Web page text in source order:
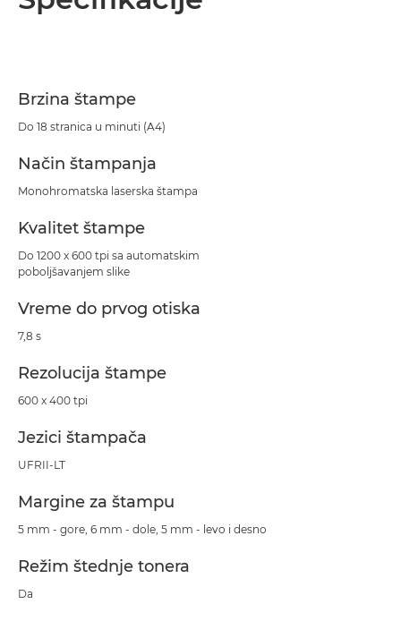
Preuzimanje PDF-a
Brzina štampe
Do 18 stranica u minuti (A4)
Način štampanja
Monohromatska laserska štampa
Kvalitet štampe
Do 1200 x 600 tpi sa automatskim
poboljšavanjem slike
Vreme do prvog otiska
7,8 s
Rezolucija štampe
600 x 400 tpi
Jezici štampača
UFRII-LT
Margine za štampu
5 mm - gore, 6 mm - dole, 5 mm - levo i desno
Režim štednje tonera
Da